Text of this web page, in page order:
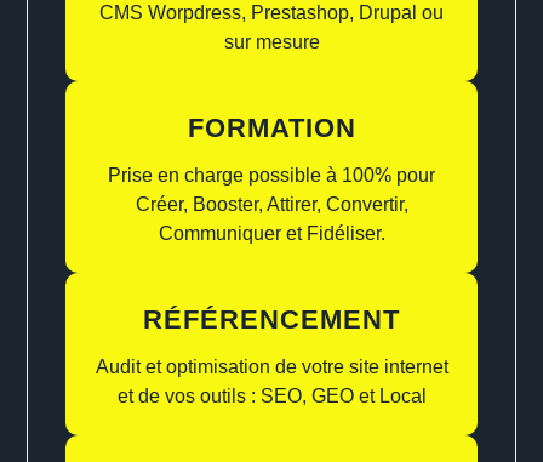
CMS Worpdress, Prestashop, Drupal ou
sur mesure
FORMATION
Prise en charge possible à 100% pour
Créer, Booster, Attirer, Convertir,
Communiquer et Fidéliser.
RÉFÉRENCEMENT
Audit et optimisation de votre site internet
et de vos outils : SEO, GEO et Local